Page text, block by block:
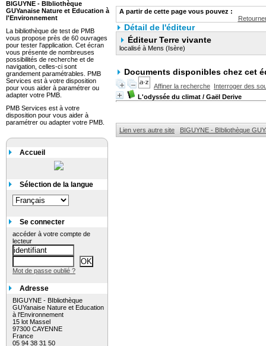
A partir de cette page vous pouvez :
Détail de l'éditeur
Éditeur Terre vivante
localisé à Mens (Isère)
Documents disponibles chez cet
Affiner la recherche Interroger des
L'odyssée du climat / Gaël Derive
Lien vers autre site BIGUYNE - BIbliothèque
BIGUYNE - BIbliothèque
GUYanaise Nature et Education à
l'Environnement
La bibliothèque de test de PMB
vous propose près de 60 ouvrages
pour tester l'application. Cet écran
vous présente de nombreuses
possibilités de recherche et de
navigation, celles-ci sont
grandement paramétrables. PMB
Services est à votre disposition
pour vous aider à paramétrer ou
adapter votre PMB.
PMB Services est à votre
disposition pour vous aider à
paramétrer ou adapter votre PMB.
Accueil
Sélection de la langue
Se connecter
accéder à votre compte de
lecteur
Mot de passe oublié ?
Adresse
BIGUYNE - BIbliothèque
GUYanaise Nature et Education
à l'Environnement
15 lot Massel
97300 CAYENNE
France
05 94 38 31 50